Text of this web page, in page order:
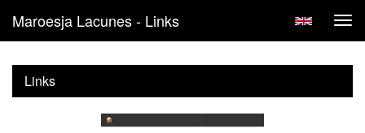
Maroesja Lacunes - Links
Links